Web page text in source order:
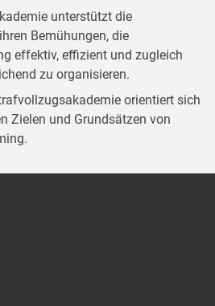
unterstützt die
Bemühungen, die
effektiv, effizient und zugleich
zu organisieren.
orientiert sich
Zielen und Grundsätzen von